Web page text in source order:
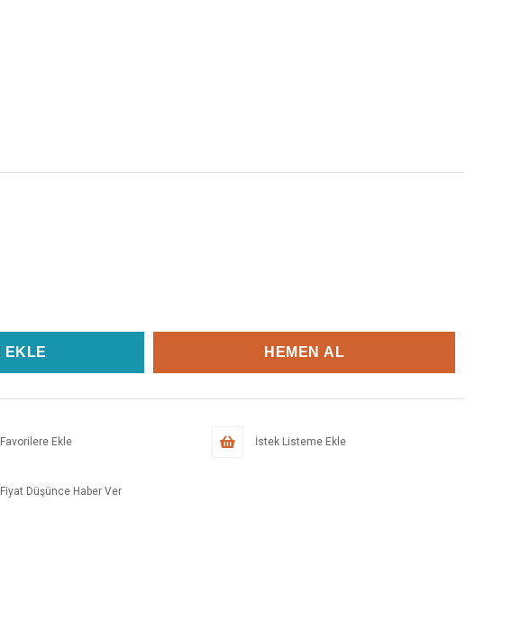
Favorilere Ekle İstek Listeme Ekle
Fiyat Düşünce Haber Ver